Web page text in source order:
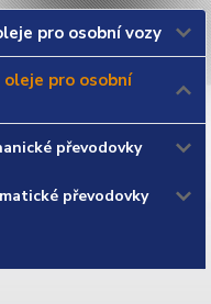
pro osobní vozy
oleje pro osobní
převodovky
převodovky